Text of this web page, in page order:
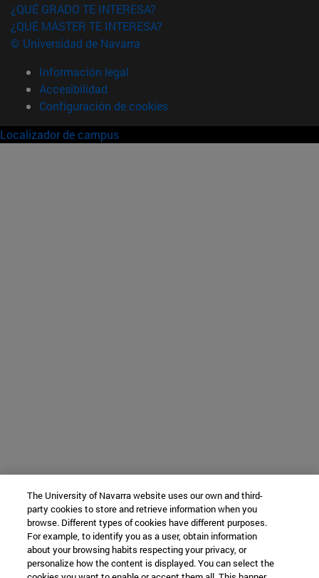
¿QUÉ GRADO TE INTERESA?
¿QUÉ MÁSTER TE INTERESA?
© Universidad de Navarra
Información legal
Accesibilidad
Configuración de cookies
Localizador de campus
The University of Navarra website uses our own and third-
party cookies to store and retrieve information when you
browse. Different types of cookies have different purposes.
For example, to identify you as a user, obtain information
about your browsing habits respecting your privacy, or
personalize how the content is displayed. You can select the